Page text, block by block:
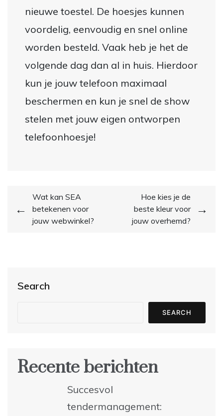
nieuwe toestel. De hoesjes kunnen
voordelig, eenvoudig en snel online
worden besteld. Vaak heb je het de
volgende dag dan al in huis. Hierdoor
kun je jouw telefoon maximaal
beschermen en kun je snel de show
stelen met jouw eigen ontworpen
telefoonhoesje!
Post
navigation
Wat kan SEA
betekenen voor
jouw webwinkel?
Hoe kies je de
beste kleur voor
jouw overhemd?
Search
SEARCH
Recente berichten
Succesvol
tendermanagement: